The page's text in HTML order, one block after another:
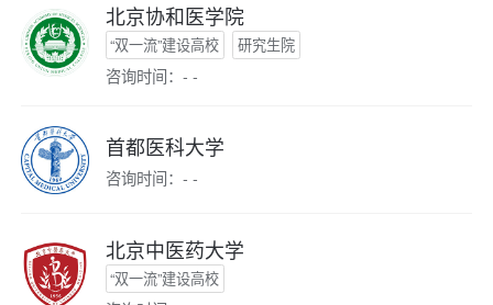
北京协和医学院
“双一流”建设高校 研究生院
咨询时间：- -
首都医科大学
咨询时间：- -
北京中医药大学
“双一流”建设高校